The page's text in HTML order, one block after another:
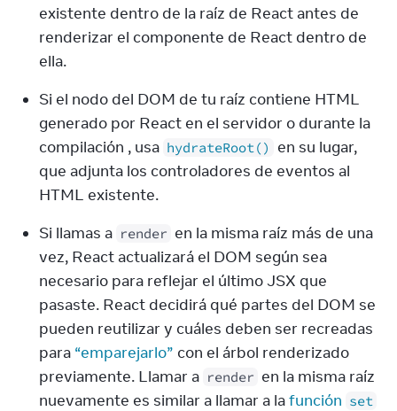
existente dentro de la raíz de React antes de
renderizar el componente de React dentro de
ella.
Si el nodo del DOM de tu raíz contiene HTML
generado por React en el servidor o durante la
compilación , usa hydrateRoot()
en su lugar,
que adjunta los controladores de eventos al
HTML existente.
Si llamas a render en la misma raíz más de una
vez, React actualizará el DOM según sea
necesario para reflejar el último JSX que
pasaste. React decidirá qué partes del DOM se
pueden reutilizar y cuáles deben ser recreadas
para “emparejarlo” con el árbol renderizado
previamente. Llamar a render en la misma raíz
nuevamente es similar a llamar a la función set